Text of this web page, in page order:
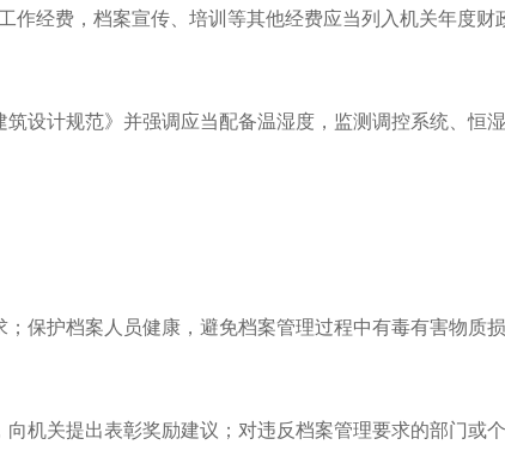
作经费，档案宣传、培训等其他经费应当列入机关年度财
设计规范》并强调应当配备温湿度 ，监测调控系统、恒
保护档案人员健康，避免档案管理过程中有毒有害物质
机关提出表彰奖励建议；对违反档案管理要求的部门或